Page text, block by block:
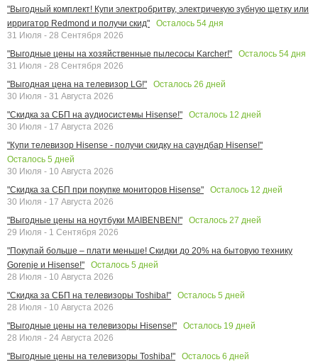
"Выгодный комплект! Купи электробритву, электричекую зубную щетку или
ирригатор Redmond и получи скид"
Осталось 54 дня
31 Июля - 28 Сентября 2026
"Выгодные цены на хозяйственные пылесосы Karcher!"
Осталось 54 дня
31 Июля - 28 Сентября 2026
"Выгодная цена на телевизор LG!"
Осталось 26 дней
30 Июля - 31 Августа 2026
"Скидка за СБП на аудиосистемы Hisense!"
Осталось 12 дней
30 Июля - 17 Августа 2026
"Купи телевизор Hisense - получи скидку на саундбар Hisense!"
Осталось 5 дней
30 Июля - 10 Августа 2026
"Скидка за СБП при покупке мониторов Hisense"
Осталось 12 дней
30 Июля - 17 Августа 2026
"Выгодные цены на ноутбуки MAIBENBEN!"
Осталось 27 дней
29 Июля - 1 Сентября 2026
"Покупай больше – плати меньше! Скидки до 20% на бытовую технику
Gorenje и Hisense!"
Осталось 5 дней
28 Июля - 10 Августа 2026
"Скидка за СБП на телевизоры Toshiba!"
Осталось 5 дней
28 Июля - 10 Августа 2026
"Выгодные цены на телевизоры Hisense!"
Осталось 19 дней
28 Июля - 24 Августа 2026
"Выгодные цены на телевизоры Toshiba!"
Осталось 6 дней